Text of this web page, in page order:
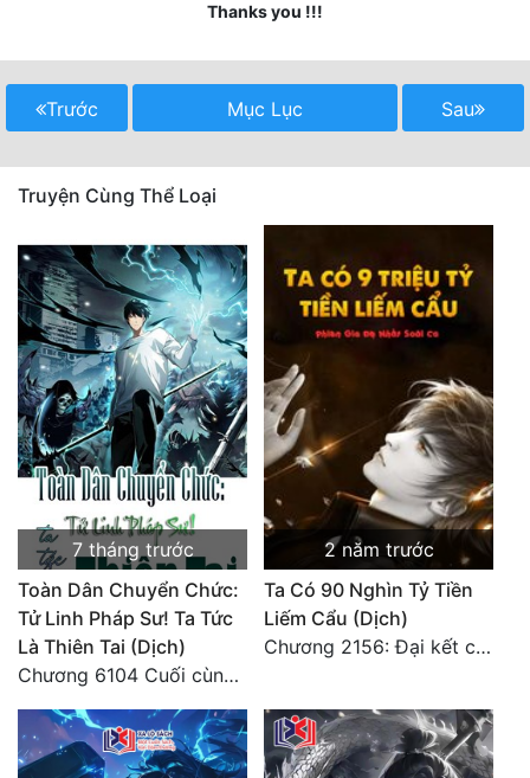
Phản Phái
Quân Sự
Sảng Văn
Sắc
Sủng
Thanh Xuân
Tiên Hiệp
Tiểu Thuyết
Trinh Thám
Trùng Sinh
Trọng Sinh
Thanks you !!!
Trước Mục Lục Sau
Truyện Cùng Thể Loại
7 tháng trước
Toàn Dân Chuyển Chức:
Tử Linh Pháp Sư! Ta Tức
Là Thiên Tai (Dịch)
Chương 6104 Cuối cùng (HẾT)
2 năm trước
Ta Có 90 Nghìn Tỷ Tiền
Liếm Cẩu (Dịch)
Chương 2156: Đại kết cục!!!